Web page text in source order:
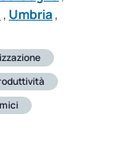
, Umbria,